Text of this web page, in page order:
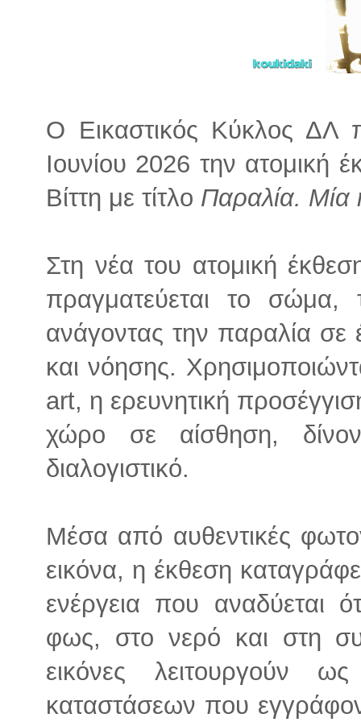
Ο Εικαστικός Κύκλος ΔΛ
Ιουνίου 2026 την ατομική
Βίττη με τίτλο Παραλία. Μία
Στη νέα του ατομική
πραγματεύεται το σώμα,
ανάγοντας την παραλία σε
και νόησης.
art, η ερευνητική
χώρο σε αίσθηση,
διαλογιστικό.
Μέσα από αυθεντικές
εικόνα, η έκθεση
ενέργεια που αναδύεται
φως, στο νερό και στη
εικόνες λειτουργούν
καταστάσεων που